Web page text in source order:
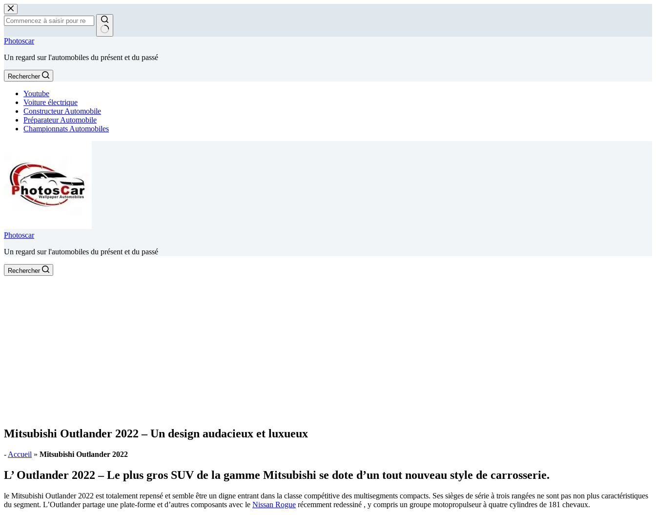
Passer
au
contenu
Aucun
Photoscar
Un regard sur l'automobiles du présent et du passé
Rechercher
Youtube
Voiture électrique
Constructeur Automobile
Préparateur Automobile
Championnats Automobiles
Photoscar
Un regard sur l'automobiles du présent et du passé
Rechercher
Mitsubishi Outlander 2022 – Un design audacieux et luxueux
- Accueil » Mitsubishi Outlander 2022
L’ Outlander 2022 – Le plus gros SUV de la gamme Mitsubishi se dote d’un tout nouveau style de carrosserie.
le Mitsubishi Outlander 2022 est totalement repensé et semble être un digne entrant dans la classe compétitive des multisegments compacts. Ses sièges de série à trois rangées ne sont pas non plus caractéristiques
du segment. L’Outlander partage une plate-forme et d’autres composants avec le Nissan Rogue récemment redessiné , y compris un groupe motopropulseur à quatre cylindres de 181 chevaux.